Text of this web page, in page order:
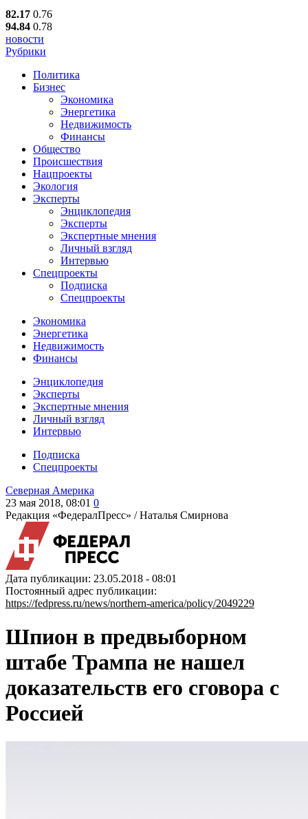
82.17 0.76
94.84 0.78
новости
Рубрики
Политика
Бизнес
Экономика
Энергетика
Недвижимость
Финансы
Общество
Происшествия
Нацпроекты
Экология
Эксперты
Энциклопедия
Эксперты
Экспертные мнения
Личный взгляд
Интервью
Спецпроекты
Подписка
Спецпроекты
Экономика
Энергетика
Недвижимость
Финансы
Энциклопедия
Эксперты
Экспертные мнения
Личный взгляд
Интервью
Подписка
Спецпроекты
Северная Америка
23 мая 2018, 08:01 0
Редакция «ФедералПресс» /Наталья Смирнова
Дата публикации: 23.05.2018 - 08:01
Постоянный адрес публикации:
https://fedpress.ru/news/northern-america/policy/2049229
Шпион в предвыборном
штабе Трампа не нашел
доказательств его сговора с
Россией